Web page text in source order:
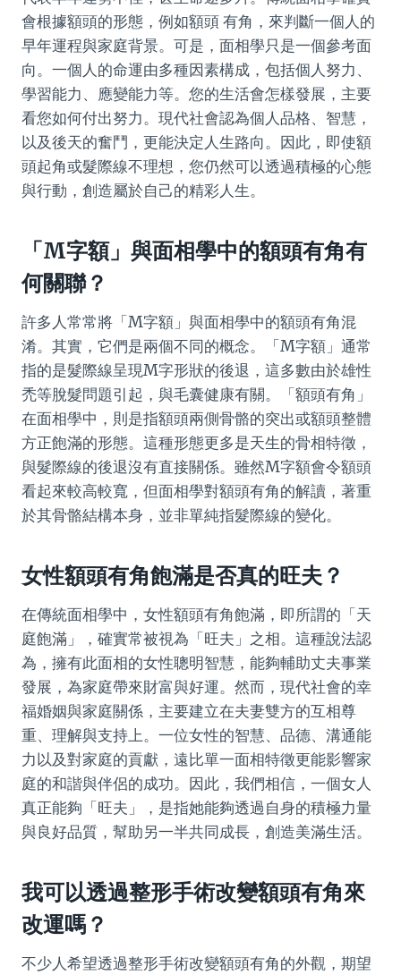
會根據額頭的形態，例如額頭 有角，來判斷一個人的
早年運程與家庭背景。可是，面相學只是一個參考面
向。一個人的命運由多種因素構成，包括個人努力、
學習能力、應變能力等。您的生活會怎樣發展，主要
看您如何付出努力。現代社會認為個人品格、智慧，
以及後天的奮鬥，更能決定人生路向。因此，即使額
頭起角或髮際線不理想，您仍然可以透過積極的心態
與行動，創造屬於自己的精彩人生。
「M字額」與面相學中的額頭有角有
何關聯？
許多人常常將「M字額」與面相學中的額頭有角混
淆。其實，它們是兩個不同的概念。「M字額」通常
指的是髮際線呈現M字形狀的後退，這多數由於雄性
禿等脫髮問題引起，與毛囊健康有關。「額頭有角」
在面相學中，則是指額頭兩側骨骼的突出或額頭整體
方正飽滿的形態。這種形態更多是天生的骨相特徵，
與髮際線的後退沒有直接關係。雖然M字額會令額頭
看起來較高較寬，但面相學對額頭有角的解讀，著重
於其骨骼結構本身，並非單純指髮際線的變化。
女性額頭有角飽滿是否真的旺夫？
在傳統面相學中，女性額頭有角飽滿，即所謂的「天
庭飽滿」，確實常被視為「旺夫」之相。這種說法認
為，擁有此面相的女性聰明智慧，能夠輔助丈夫事業
發展，為家庭帶來財富與好運。然而，現代社會的幸
福婚姻與家庭關係，主要建立在夫妻雙方的互相尊
重、理解與支持上。一位女性的智慧、品德、溝通能
力以及對家庭的貢獻，遠比單一面相特徵更能影響家
庭的和諧與伴侶的成功。因此，我們相信，一個女人
真正能夠「旺夫」，是指她能夠透過自身的積極力量
與良好品質，幫助另一半共同成長，創造美滿生活。
我可以透過整形手術改變額頭有角來
改運嗎？
不少人希望透過整形手術改變額頭有角的外觀，期望